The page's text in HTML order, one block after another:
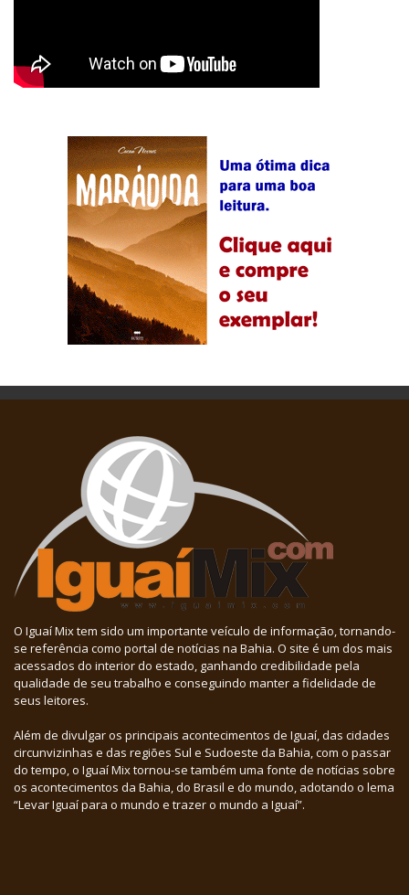
O Iguaí Mix tem sido um importante veículo de informação, tornando-
se referência como portal de notícias na Bahia. O site é um dos mais
acessados do interior do estado, ganhando credibilidade pela
qualidade de seu trabalho e conseguindo manter a fidelidade de
seus leitores.
Além de divulgar os principais acontecimentos de Iguaí, das cidades
circunvizinhas e das regiões Sul e Sudoeste da Bahia, com o passar
do tempo, o Iguaí Mix tornou-se também uma fonte de notícias sobre
os acontecimentos da Bahia, do Brasil e do mundo, adotando o lema
“Levar Iguaí para o mundo e trazer o mundo a Iguaí”.